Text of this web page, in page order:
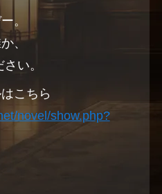
。
、
い。
こちら
novel/show.php?